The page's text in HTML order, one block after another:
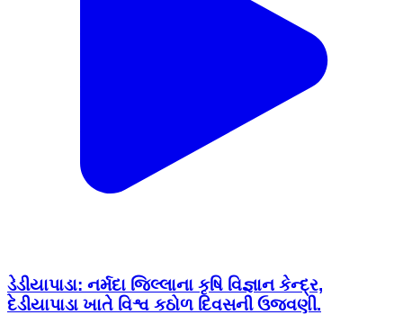
ડેડીયાપાડા: નર્મદા જિલ્લાના કૃષિ વિજ્ઞાન કેન્દ્ર,
દેડીયાપાડા ખાતે વિશ્વ કઠોળ દિવસની ઉજવણી.